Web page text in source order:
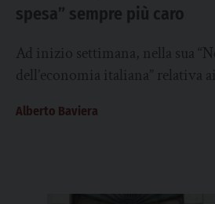
spesa” sempre più caro
Ad inizio settimana, nella sua
dell’economia italiana” relativa
Alberto Baviera